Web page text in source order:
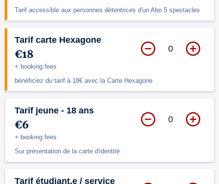
Tarif accessible aux personnes détentrices d'un Abo 5 spectacles
Tarif carte Hexagone
€18
+ booking fees
bénéficiez du tarif à 18€ avec la Carte Hexagone
0
Tarif jeune - 18 ans
€6
+ booking fees
Sur présentation de la carte d'identité
0
Tarif étudiant.e / service